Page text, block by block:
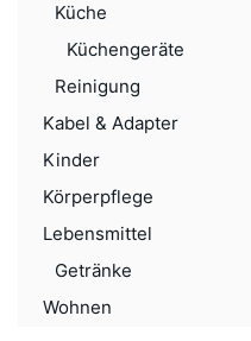
Küche
Küchengeräte
Reinigung
Kabel & Adapter
Kinder
Körperpflege
Lebensmittel
Getränke
Wohnen